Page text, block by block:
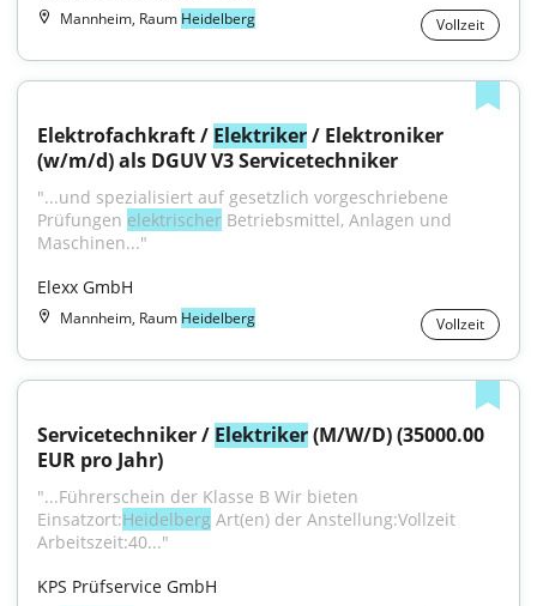
Mannheim, Raum Heidelberg Vollzeit
Elektrofachkraft / Elektriker / Elektroniker
(w/m/d) als DGUV V3 Servicetechniker
"...und spezialisiert auf gesetzlich vorgeschriebene
Prüfungen elektrischer Betriebsmittel, Anlagen und
Maschinen..."
Elexx GmbH
Mannheim, Raum Heidelberg Vollzeit
Servicetechniker / Elektriker (M/W/D) (35000.00
EUR pro Jahr)
"...Führerschein der Klasse B Wir bieten
Einsatzort:Heidelberg Art(en) der Anstellung:Vollzeit
Arbeitszeit:40..."
KPS Prüfservice GmbH